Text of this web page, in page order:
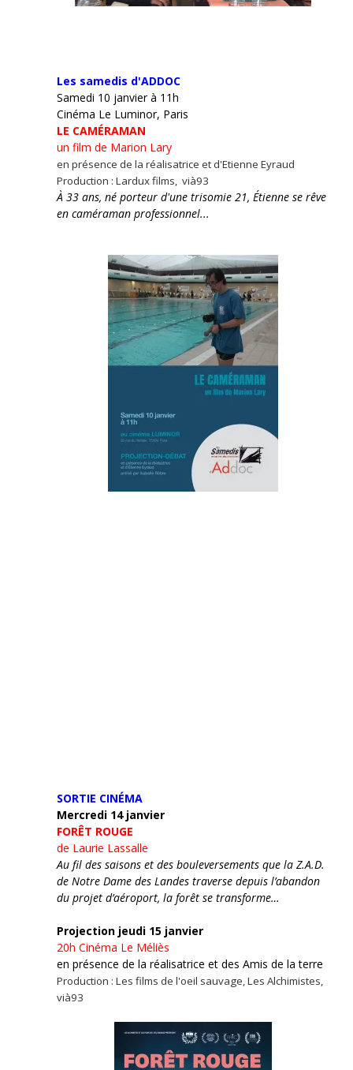
Les samedis d'ADDOC
Samedi 10 janvier à 11h
Cinéma Le Luminor, Paris
LE CAMÉRAMAN
un film de Marion Lary
en présence de la réalisatrice et d'Etienne Eyraud
Production : Lardux films, vià93
À 33 ans, né porteur d'une trisomie 21, Étienne se rêve
en caméraman professionnel...
SORTIE CINÉMA
Mercredi 14 janvier
FORÊT ROUGE
de Laurie Lassalle
Au fil des saisons et des bouleversements que la Z.A.D.
de Notre Dame des Landes traverse depuis l’abandon
du projet d’aéroport, la forêt se transforme…
Projection jeudi 15 janvier
20h Cinéma Le Méliès
en présence de la réalisatrice et des Amis de la terre
Production : Les films de l'oeil sauvage, Les Alchimistes,
vià93